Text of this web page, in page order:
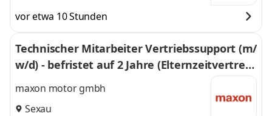
vor etwa 10 Stunden
Technischer Mitarbeiter Vertriebssupport (m/
w/d) - befristet auf 2 Jahre (Elternzeitvertretu
maxon motor gmbh
Sexau